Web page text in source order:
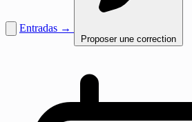
Entradas →
Proposer une correction